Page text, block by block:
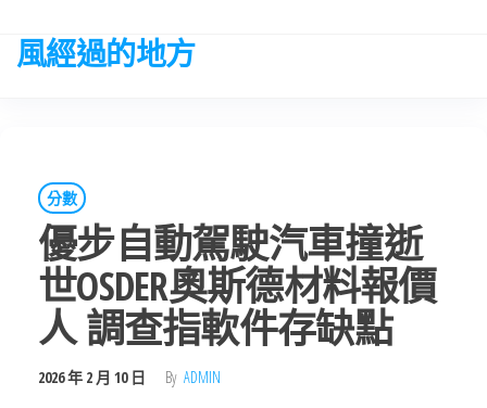
the
風經過的地方
分數
優步自動駕駛汽車撞逝
世OSDER奧斯德材料報價
人 調查指軟件存缺點
2026 年 2 月 10 日 By ADMIN